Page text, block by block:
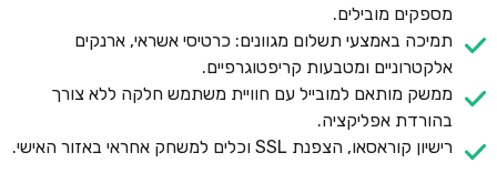
מספקים מובילים.
תמיכה באמצעי תשלום מגוונים: כרטיסי אשראי, ארנקים
אלקטרוניים ומטבעות קריפטוגרפיים.
ממשק מותאם למובייל עם חוויית משתמש חלקה ללא צורך
בהורדת אפליקציה.
רישיון קוראסאו, הצפנת SSL וכלים למשחק אחראי באזור האישי.